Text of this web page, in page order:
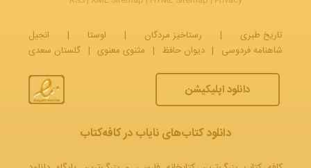
تاریخ طبری | رستاخیز مردگان | اوستا |
انجیل
شاهنامه فردوسی | دیوان حافظ | مثنوی معنوی | گلستان سعدی
دانلود اپلیکیشن
دانلود کتاب‌های نایاب در کافه‌کتاب